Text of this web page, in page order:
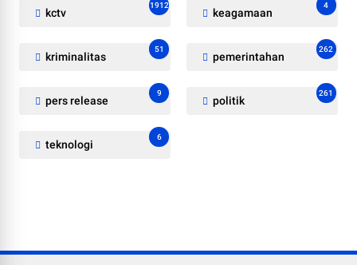
kctv
1912
keagamaan
4
kriminalitas
51
pemerintahan
262
pers release
9
politik
261
teknologi
6